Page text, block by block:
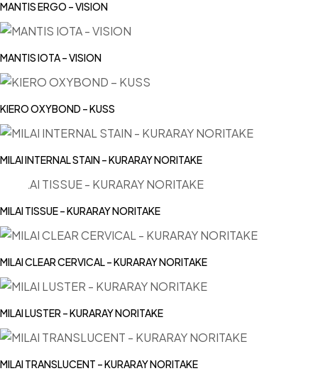
MANTIS ERGO – VISION
MANTIS IOTA – VISION
KIERO OXYBOND – KUSS
MILAI INTERNAL STAIN – KURARAY NORITAKE
MILAI TISSUE – KURARAY NORITAKE
MILAI CLEAR CERVICAL – KURARAY NORITAKE
MILAI LUSTER – KURARAY NORITAKE
MILAI TRANSLUCENT – KURARAY NORITAKE